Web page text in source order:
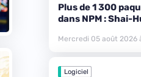
Plus de 1 300
dans NPM : Shai-
Mercredi 05 août 2026
Logiciel